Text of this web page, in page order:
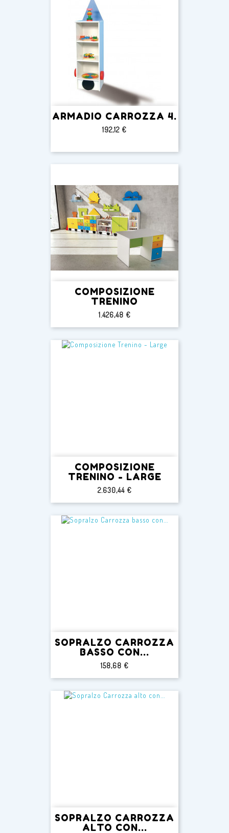
ARMADIO CARROZZA 4.
Prezzo
192,12 €
COMPOSIZIONE
TRENINO
Prezzo
1.426,48 €
COMPOSIZIONE
TRENINO - LARGE
Prezzo
2.630,44 €
SOPRALZO CARROZZA
BASSO CON...
Prezzo
158,68 €
SOPRALZO CARROZZA
ALTO CON...